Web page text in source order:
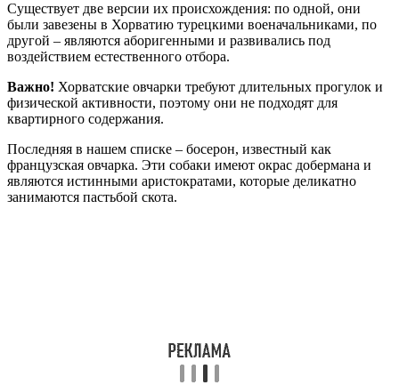
Существует две версии их происхождения: по одной, они
были завезены в Хорватию турецкими военачальниками, по
другой – являются аборигенными и развивались под
воздействием естественного отбора.
Важно! Хорватские овчарки требуют длительных прогулок и
физической активности, поэтому они не подходят для
квартирного содержания.
Последняя в нашем списке – босерон, известный как
французская овчарка. Эти собаки имеют окрас добермана и
являются истинными аристократами, которые деликатно
занимаются пастьбой скота.